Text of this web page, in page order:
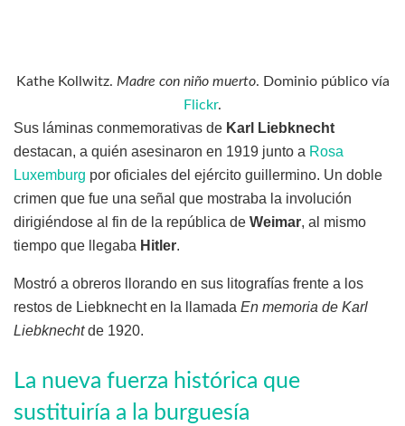
Kathe Kollwitz. Madre con niño muerto. Dominio público vía
Flickr.
Sus láminas conmemorativas de Karl
Liebknecht
destacan, a quién asesinaron en 1919 junto a Rosa
Luxemburg por oficiales del ejército guillermino. Un doble
crimen que fue una señal que mostraba la involución
dirigiéndose al fin de la república de Weimar, al mismo
tiempo que llegaba Hitler.
Mostró a obreros llorando en sus litografías frente a los
restos de Liebknecht en la llamada En memoria de Karl
Liebknechtde 1920.
La nueva fuerza histórica que
sustituiría a la burguesía